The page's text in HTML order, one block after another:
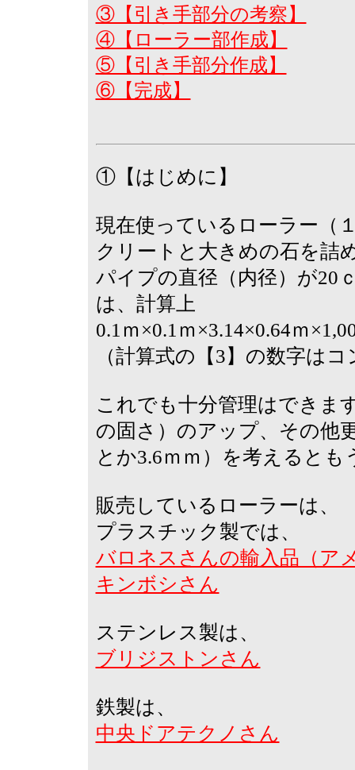
③【引き手部分の考察】
④【ローラー部作成】
⑤【引き手部分作成】
⑥【完成】
①【はじめに】
現在使っているローラー（
クリートと大きめの石を詰
パイプの直径（内径）が20
は、計算上
0.1ｍ×0.1ｍ×3.14×0.64ｍ
（計算式の【3】の数字は
これでも十分管理はできま
の固さ）のアップ、その他
とか3.6ｍｍ）を考えると
販売しているローラーは、
プラスチック製では、
バロネスさんの輸入品（ア
キンボシさん
ステンレス製は、
ブリジストンさん
鉄製は、
中央ドアテクノさん